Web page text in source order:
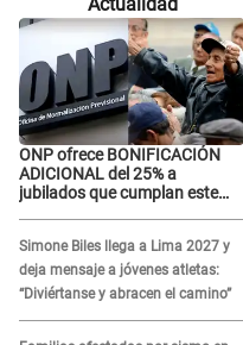
ONP ofrece BONIFICACIÓN
ADICIONAL del 25% a
jubilados que cumplan este
Simone Biles llega a Lima 2027 y
deja mensaje a jóvenes atletas:
“Diviértanse y abracen el camino”